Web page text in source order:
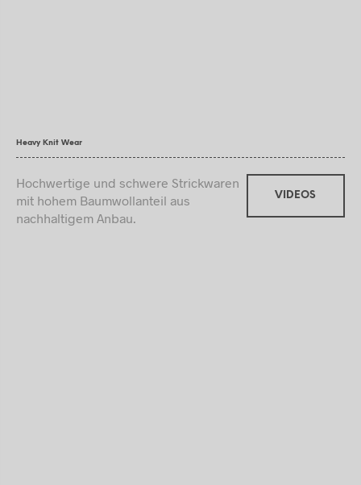
Heavy Knit Wear
Hochwertige und schwere Strickwaren
mit hohem Baumwollanteil aus
nachhaltigem Anbau.
VIDEOS